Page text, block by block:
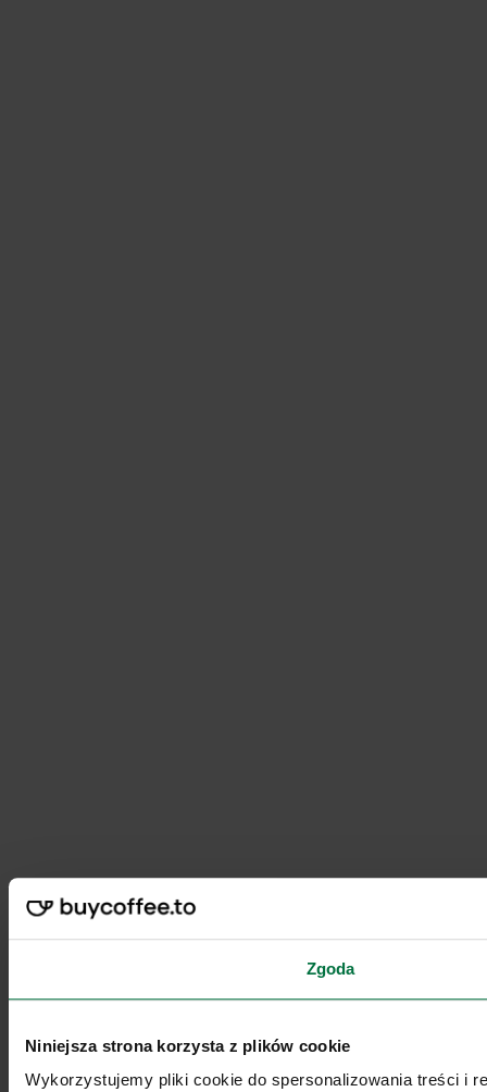
Zgoda
Niniejsza strona korzysta z plików cookie
Wykorzystujemy pliki cookie do spersonalizowania treści i